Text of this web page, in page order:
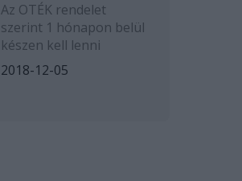
Az OTÉK rendelet
szerint 1 hónapon belül
készen kell lenni
2018-12-05